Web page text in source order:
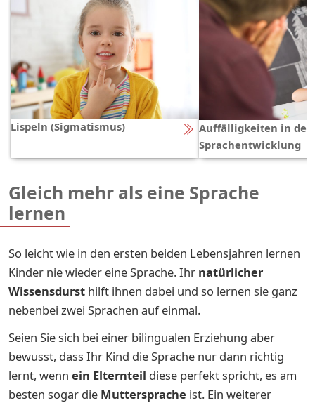
Lispeln (Sigmatismus)
Auffälligkeiten in der
Sprachentwicklung
Gleich mehr als eine Sprache
lernen
So leicht wie in den ersten beiden Lebensjahren lernen
Kinder nie wieder eine Sprache. Ihr natürlicher
Wissensdurst hilft ihnen dabei und so lernen sie ganz
nebenbei zwei Sprachen auf einmal.
Seien Sie sich bei einer bilingualen Erziehung aber
bewusst, dass Ihr Kind die Sprache nur dann richtig
lernt, wenn ein Elternteil diese perfekt spricht, es am
besten sogar die Muttersprache ist. Ein weiterer